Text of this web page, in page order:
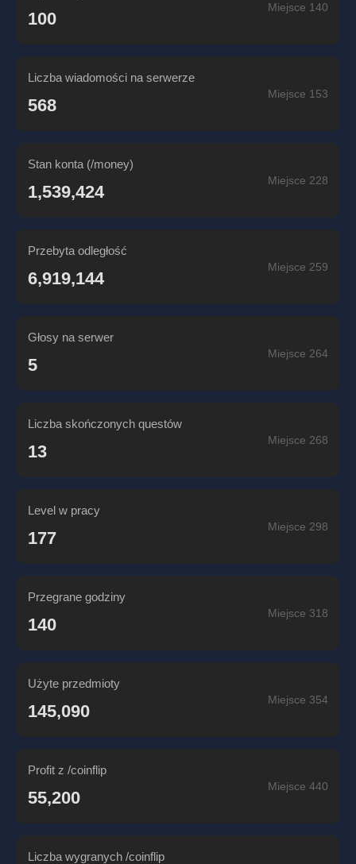
100
Miejsce 140
Liczba wiadomości na serwerze
568
Miejsce 153
Stan konta (/money)
1,539,424
Miejsce 228
Przebyta odległość
6,919,144
Miejsce 259
Głosy na serwer
5
Miejsce 264
Liczba skończonych questów
13
Miejsce 268
Level w pracy
177
Miejsce 298
Przegrane godziny
140
Miejsce 318
Użyte przedmioty
145,090
Miejsce 354
Profit z /coinflip
55,200
Miejsce 440
Liczba wygranych /coinflip